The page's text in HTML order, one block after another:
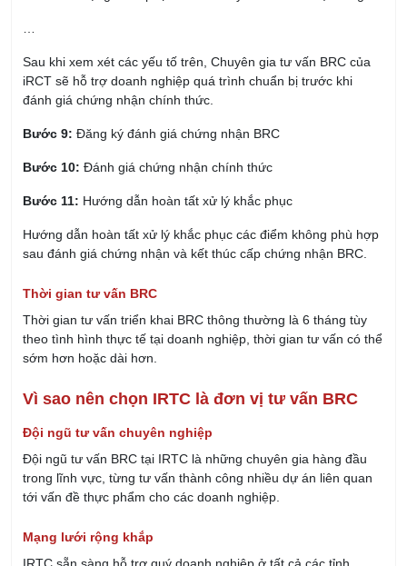
Sau khi xem xét các yếu tố trên, Chuyên gia tư vấn BRC của
iRCT sẽ hỗ trợ doanh nghiệp quá trình chuẩn bị trước khi
đánh giá chứng nhận chính thức.
Bước 9: Đăng ký đánh giá chứng nhận BRC
Bước 10: Đánh giá chứng nhận chính thức
Bước 11: Hướng dẫn hoàn tất xử lý khắc phục
Hướng dẫn hoàn tất xử lý khắc phục các điểm không phù hợp
sau đánh giá chứng nhận và kết thúc cấp chứng nhận BRC.
Thời gian tư vấn BRC
Thời gian tư vấn triển khai BRC thông thường là 6 tháng tùy
theo tình hình thực tế tại doanh nghiệp, thời gian tư vấn có thể
sớm hơn hoặc dài hơn.
Vì sao nên chọn IRTC là đơn vị tư vấn BRC
Đội ngũ tư vấn chuyên nghiệp
Đội ngũ tư vấn BRC tại IRTC là những chuyên gia hàng đầu
trong lĩnh vực, từng tư vấn thành công nhiều dự án liên quan
tới vấn đề thực phẩm cho các doanh nghiệp.
Mạng lưới rộng khắp